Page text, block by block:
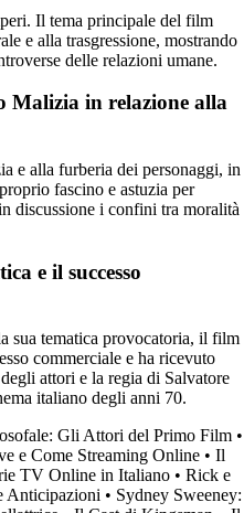
Il tema principale del film
e alla trasgressione, mostrando
delle relazioni umane.
Malizia in relazione alla
e alla furberia dei personaggi, in
fascino e astuzia per
discussione i confini tra moralità
e il successo
sua tematica provocatoria, il film
commerciale e ha ricevuto
attori e la regia di Salvatore
italiano degli anni 70.
Gli Attori del Primo Film •
e Come Streaming Online • Il
TV Online in Italiano • Rick e
Anticipazioni • Sydney Sweeney: